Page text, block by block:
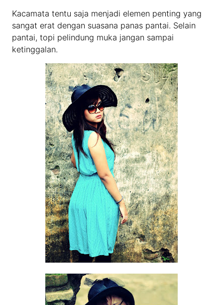
Kacamata tentu saja menjadi elemen penting yang
sangat erat dengan suasana panas pantai. Selain
pantai, topi pelindung muka jangan sampai
ketinggalan.